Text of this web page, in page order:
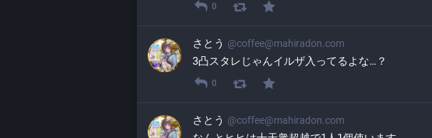
0
さとう @coffee@mahiradon.com
3凸スタレじゃんイルザ入ってるよな…？
0
さとう @coffee@mahiradon.com